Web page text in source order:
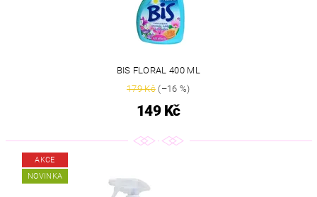
BIS FLORAL 400 ML
179 Kč(–16 %)
149 Kč
AKCE
NOVINKA